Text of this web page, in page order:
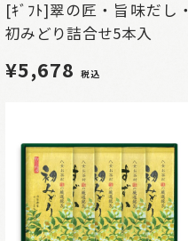
[ｷﾞﾌﾄ]翠の匠・旨味だし・
初みどり詰合せ5本入
¥5,678 税込